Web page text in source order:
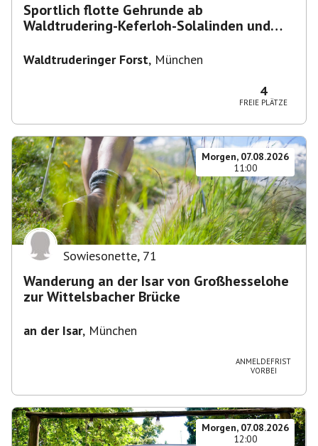
Sportlich flotte Gehrunde ab
Waldtrudering-Keferloh-Solalinden und
Waldtruderinger Forst, München
4
FREIE PLÄTZE
Morgen, 07.08.2026
11:00
Sowiesonette, 71
Wanderung an der Isar von Großhesselohe
zur Wittelsbacher Brücke
an der Isar, München
ANMELDEFRIST
VORBEI
Morgen, 07.08.2026
12:00